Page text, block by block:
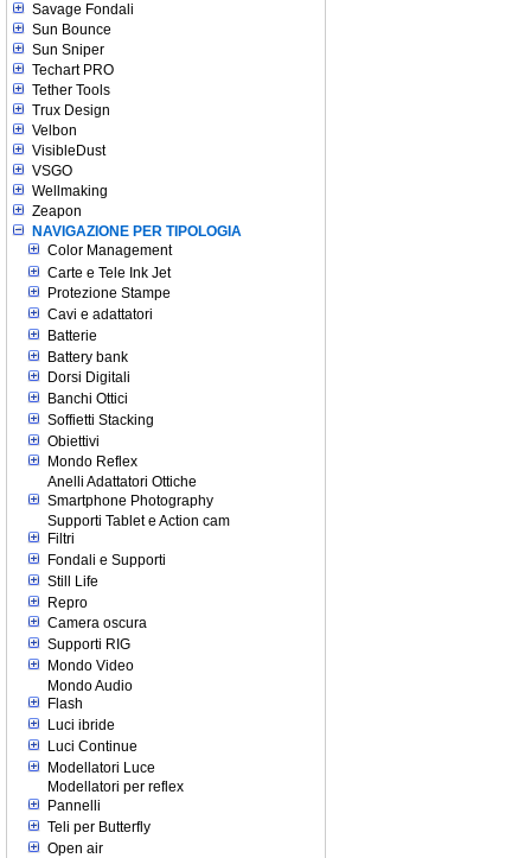
Savage Fondali
Sun Bounce
Sun Sniper
Techart PRO
Tether Tools
Trux Design
Velbon
VisibleDust
VSGO
Wellmaking
Zeapon
NAVIGAZIONE PER TIPOLOGIA
Color Management
Carte e Tele Ink Jet
Protezione Stampe
Cavi e adattatori
Batterie
Battery bank
Dorsi Digitali
Banchi Ottici
Soffietti Stacking
Obiettivi
Mondo Reflex
Anelli Adattatori Ottiche
Smartphone Photography
Supporti Tablet e Action cam
Filtri
Fondali e Supporti
Still Life
Repro
Camera oscura
Supporti RIG
Mondo Video
Mondo Audio
Flash
Luci ibride
Luci Continue
Modellatori Luce
Modellatori per reflex
Pannelli
Teli per Butterfly
Open air